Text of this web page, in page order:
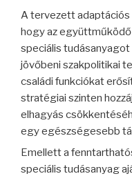
A tervezett adaptációs
hogy az
speciális tudásanyagot
jövőbeni szakpolitikai
családi funkciókat
stratégiai szinten
elhagyás
egy egészségesebb
Emellett a
speciális tudásanyag